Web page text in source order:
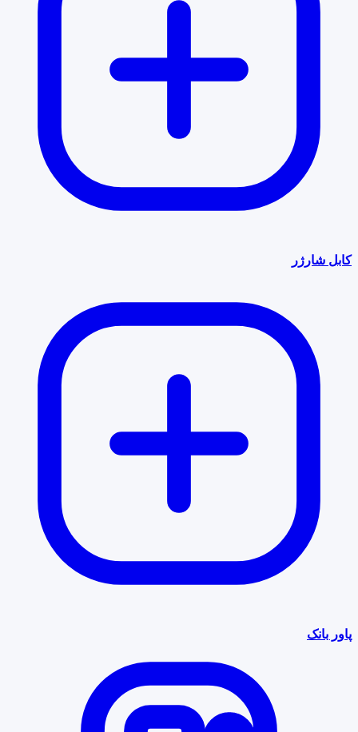
کابل شارژر
پاور بانک